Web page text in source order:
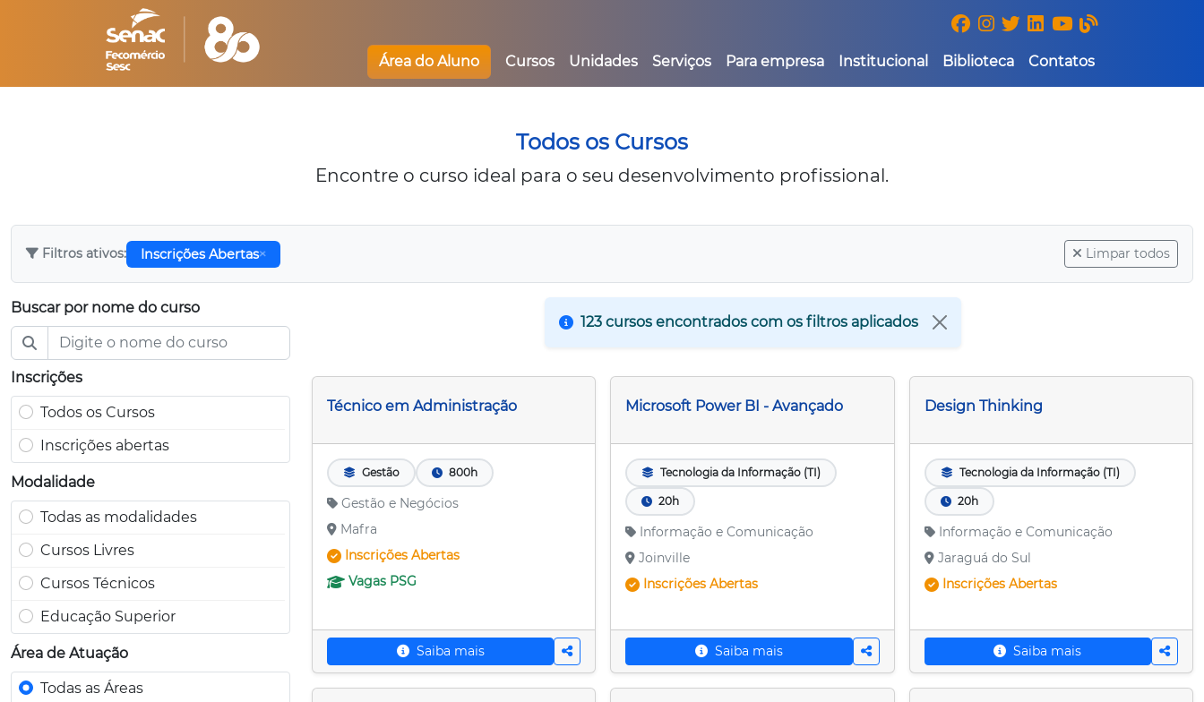
Área do Aluno Cursos Unidades Serviços Para empresa Institucional Biblioteca Contatos
Todos os Cursos
Encontre o curso ideal para o seu desenvolvimento profissional.
Filtros ativos: Inscrições Abertas Limpar todos
Buscar por nome do curso
Inscrições
Todos os Cursos
Inscrições abertas
Modalidade
Todas as modalidades
Cursos Livres
Cursos Técnicos
Educação Superior
Área de Atuação
Todas as Áreas
123 cursos encontrados com os filtros aplicados
Técnico em Administração
Gestão 800h
Gestão e Negócios
Mafra
Inscrições Abertas
Vagas PSG
Saiba mais
Microsoft Power BI - Avançado
Tecnologia da Informação (TI)
20h
Informação e Comunicação
Joinville
InscriçõesAbertas
Saiba mais
Design Thinking
Tecnologia da Informação (TI)
20h
Informação e Comunicação
Jaraguá do Sul
Inscrições Abertas
Saiba mais